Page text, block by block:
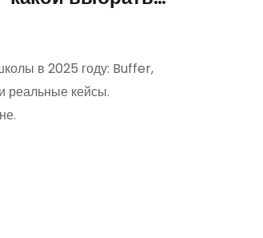
в 2025 году: Buffer,
кейсы.